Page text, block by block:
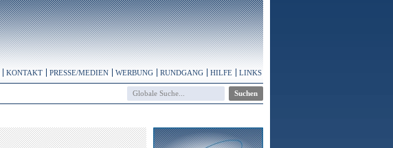
KONTAKT PRESSE/MEDIEN WERBUNG RUNDGANG HILFE LINKS